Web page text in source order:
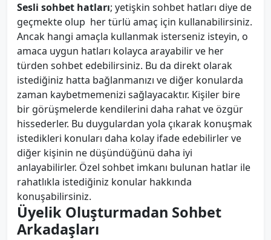
Sesli sohbet hatları; yetişkin sohbet hatları diye de
geçmekte olup her türlü amaç için kullanabilirsiniz.
Ancak hangi amaçla kullanmak isterseniz isteyin, o
amaca uygun hatları kolayca arayabilir ve her
türden sohbet edebilirsiniz. Bu da direkt olarak
istediğiniz hatta bağlanmanızı ve diğer konularda
zaman kaybetmemenizi sağlayacaktır. Kişiler bire
bir görüşmelerde kendilerini daha rahat ve özgür
hissederler. Bu duygulardan yola çıkarak konuşmak
istedikleri konuları daha kolay ifade edebilirler ve
diğer kişinin ne düşündüğünü daha iyi
anlayabilirler. Özel sohbet imkanı bulunan hatlar ile
rahatlıkla istediğiniz konular hakkında
konuşabilirsiniz.
Üyelik Oluşturmadan Sohbet
Arkadaşları